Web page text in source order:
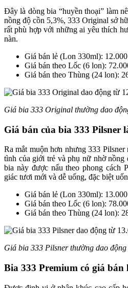
Đây là dòng bia “huyền thoại” làm
nồng độ cồn 5,3%, 333 Original sở
rất phù hợp với những ai yêu thích
nàn.
Giá bán lẻ (Lon 330ml):
Giá bán theo Lốc (6 lon):
Giá bán theo Thùng (24 lon):
Giá bia 333 Original thường dao
Giá bán của bia 333 Pilsner
Ra mắt muộn hơn nhưng 333
tình của giới trẻ và phụ nữ nhờ
bia này được nấu theo phong cách
giác tươi mới và dễ uống, đặc biệt
Giá bán lẻ (Lon 330ml):
Giá bán theo Lốc (6 lon):
Giá bán theo Thùng (24 lon):
Giá bia 333 Pilsner thường dao
Bia 333 Premium có giá bán